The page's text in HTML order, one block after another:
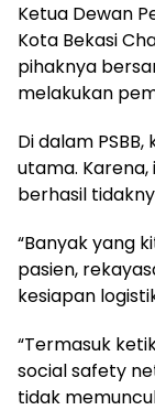
Ketua Dewan
Kota Bekasi
pihaknya
melakukan
Di dalam
utama.
berhasil
“Banyak yang
pasien,
kesiapan
“Termasuk
social safety
tidak